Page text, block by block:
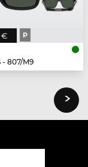
€ P
- 807/M9
›